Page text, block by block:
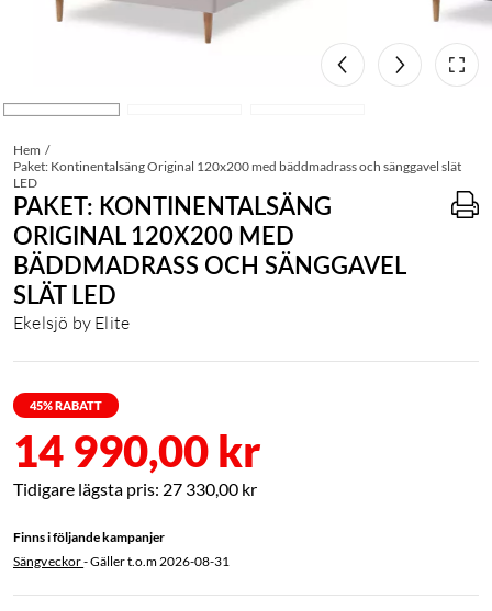
Hem
Paket: Kontinentalsäng Original 120x200 med bäddmadrass och sänggavel slät
LED
PAKET: KONTINENTALSÄNG
ORIGINAL 120X200 MED
BÄDDMADRASS OCH SÄNGGAVEL
SLÄT LED
Ekelsjö by Elite
45% RABATT
14 990,00 kr
27 330,00 kr
Finns i följande kampanjer
Sängveckor- Gäller t.o.m 2026-08-31